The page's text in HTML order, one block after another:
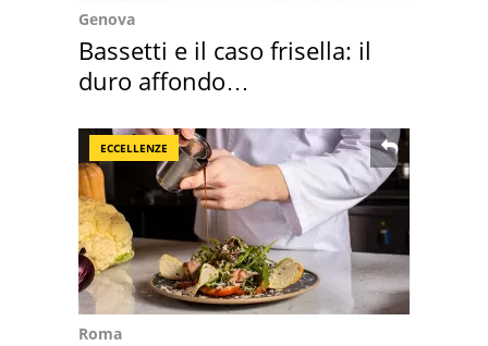
Genova
Bassetti e il caso frisella: il
duro affondo
ECCELLENZE
Roma